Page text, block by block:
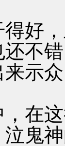
，
不
示
这
鬼